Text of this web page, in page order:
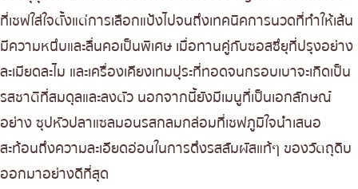
พระราม 3
พระราม4
อื่นๆ
ที่เชฟใส่ใจตั้งแต่การเลือกแป้งไปจนถึงเทคนิคการนวดที่ทำให้เส้น
มีความหนึบและลื่นคอเป็นพิเศษ เมื่อทานคู่กับซอสซึยุที่ปรุงอย่าง
ละเมียดละไม และเครื่องเคียงเทมปุระที่ทอดจนกรอบเบาจะเกิดเป็น
รสชาติที่สมดุลและลงตัว นอกจากนี้ยังมีเมนูที่เป็นเอกลักษณ์
อย่าง ซุปหัวปลาแซลมอนรสกลมกล่อมที่เชฟภูมิใจนำเสนอ
สะท้อนถึงความละเอียดอ่อนในการดึงรสสัมผัสแท้ๆ ของวัตถุดิบ
ออกมาอย่างดีที่สุด